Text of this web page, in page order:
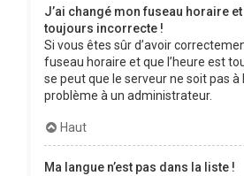
J’ai changé mon fuseau horaire et
toujours incorrecte !
Si vous êtes sûr d’avoir
fuseau horaire et que l’heure est
se peut que le serveur ne soit pas à
problème à un administrateur.
Haut
Ma langue n’est pas dans la liste !